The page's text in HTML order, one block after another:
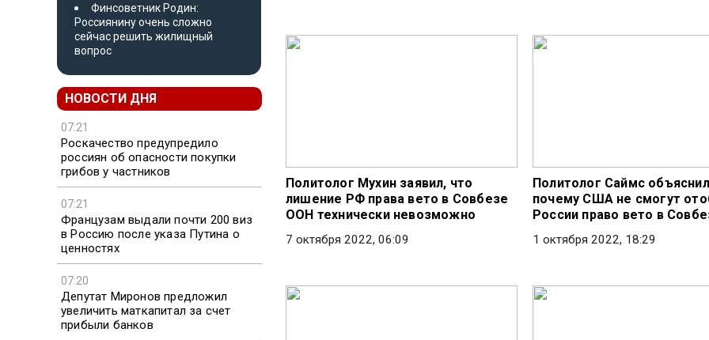
Финсоветник Родин:
Россиянину очень сложно
сейчас решить жилищный
вопрос
НОВОСТИ ДНЯ
07:21
Роскачество предупредило
россиян об опасности покупки
грибов у частников
07:21
Французам выдали почти 200 виз
в Россию после указа Путина о
ценностях
07:20
Депутат Миронов предложил
увеличить маткапитал за счет
прибыли банков
Политолог Мухин заявил, что
лишение РФ права вето в Совбезе
ООН технически невозможно
7 октября 2022, 06:09
Политолог Саймс
почему США не смогут
России право вето в
1 октября 2022, 18:29